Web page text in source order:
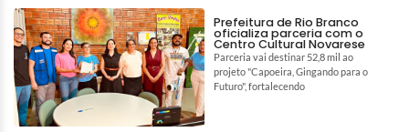
Prefeitura de Rio Branco
oficializa parceria com o
Centro Cultural Novarese
Parceria vai destinar 52,8 mil ao
projeto "Capoeira, Gingando para o
Futuro", fortalecendo